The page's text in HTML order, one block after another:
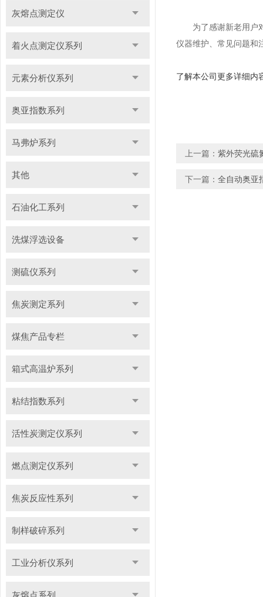
灰熔点测定仪
着火点测定仪系列
元素分析仪系列
奥亚指数系列
马弗炉系列
其他
石油化工系列
洗煤浮选设备
测硫仪系列
焦炭测定系列
煤焦产品专栏
箱式高温炉系列
粘结指数系列
活性炭测定仪系列
燃点测定仪系列
焦炭反应性系列
制样破碎系列
工业分析仪系列
灰熔点系列
为了感谢新老用户
仪器维护、常见问题和
了解本公司更多详细内
上一篇： 紫外荧光硫
下一篇： 全自动奥亚